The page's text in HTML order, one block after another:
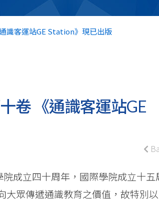
識客運站GE Station》現已出版
卷 《通識客運站GE
院成立四十周年，國際學院成立十五
眾傳遞通識教育之價值，故特別以